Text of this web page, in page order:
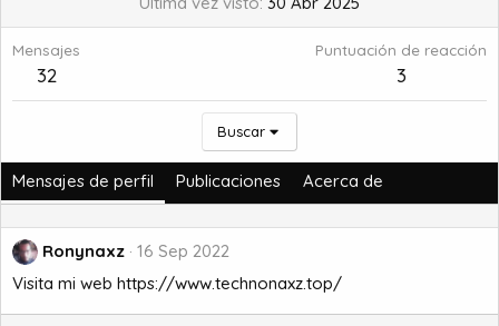
Mensajes
32
Puntuación de reacción
3
Buscar
Mensajes de perfil Publicaciones Acerca de
Ronynaxz
16 Sep 2022
Visita mi web https://www.technonaxz.top/